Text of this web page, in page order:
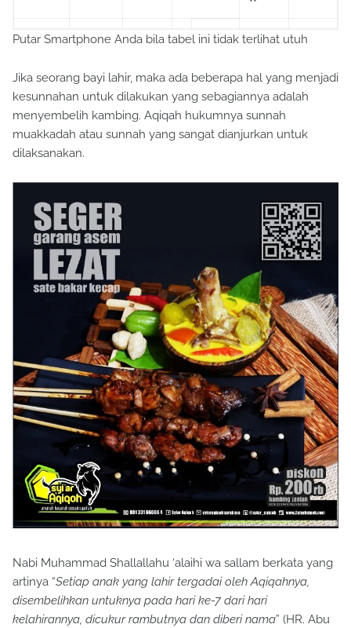
**
Putar Smartphone Anda bila tabel ini tidak terlihat utuh
Jika seorang bayi lahir, maka ada beberapa hal yang menjadi
kesunnahan untuk dilakukan yang sebagiannya adalah
menyembelih kambing. Aqiqah hukumnya sunnah
muakkadah atau sunnah yang sangat dianjurkan untuk
dilaksanakan.
Nabi Muhammad Shallallahu ‘alaihi wa sallam berkata yang
artinya “Setiap anak yang lahir tergadai oleh Aqiqahnya,
disembelihkan untuknya pada hari ke-7 dari hari
kelahirannya, dicukur rambutnya dan diberi nama” (HR. Abu